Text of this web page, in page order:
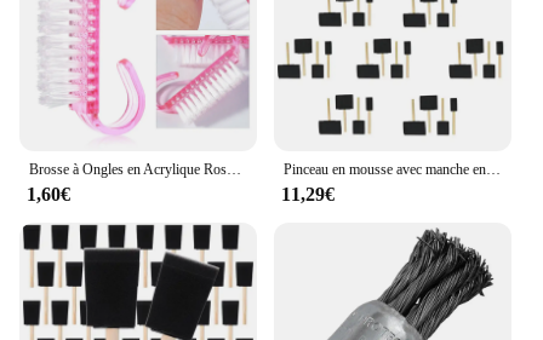
Brosse à Ongles en Acrylique Rose pour Manucure et Pédicure, Ensemble d'Outils pour Enlever la Poussière, Livres en Plastique, 1/5/20 Pièces
1,60€
Pinceau en mousse avec manche en bois, bois noir, éponge pour peinture, pinceau en éponge, taille différente de 1 à 4 pouces, 40 pièces
11,29€